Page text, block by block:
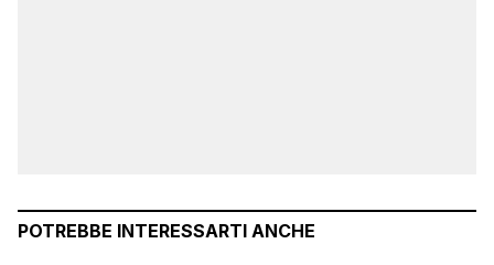
POTREBBE INTERESSARTI ANCHE